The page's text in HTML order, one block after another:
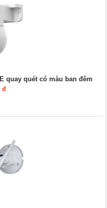
quay quét có màu ban đêm
đ